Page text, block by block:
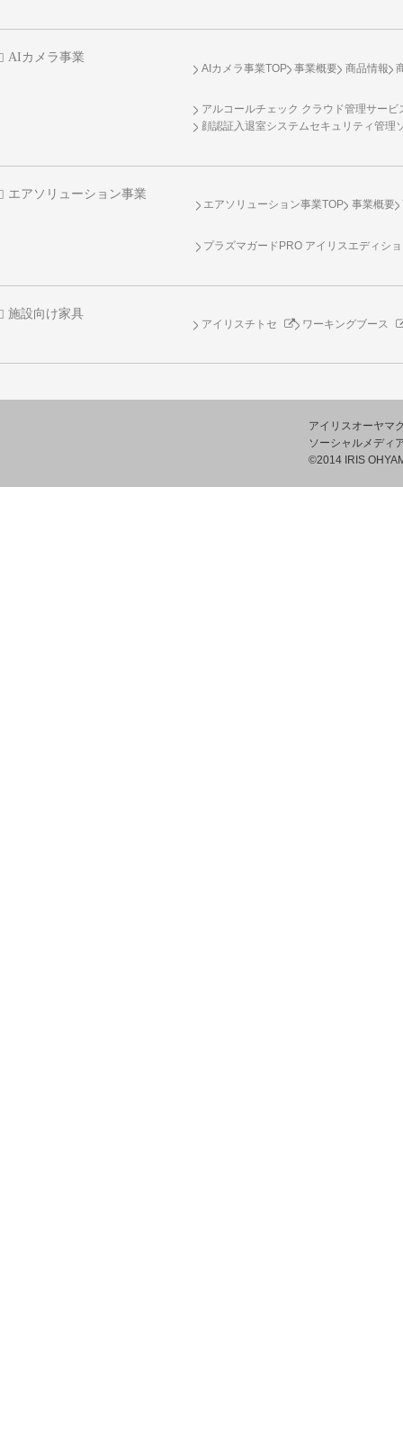
AIカメラ事業
AIカメラ事業TOP 事業概要 商品情報
アルコールチェック クラウド管理サービ
顔認証入退室システムセキュリティ管理
エアソリューション事業
エアソリューション事業TOP 事業概要
プラズマガードPRO アイリスエディシ
施設向け家具
アイリスチトセ ワーキングブース
アイリスオーヤマ
ソーシャルメディ
©2014 IRIS